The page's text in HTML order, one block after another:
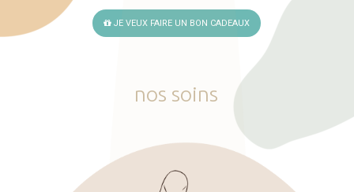
JE VEUX FAIRE UN BON CADEAUX
nos soins